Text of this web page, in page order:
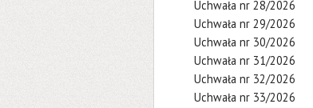
Uchwała nr 28/2026
Uchwała nr 29/2026
Uchwała nr 30/2026
Uchwała nr 31/2026
Uchwała nr 32/2026
Uchwała nr 33/2026